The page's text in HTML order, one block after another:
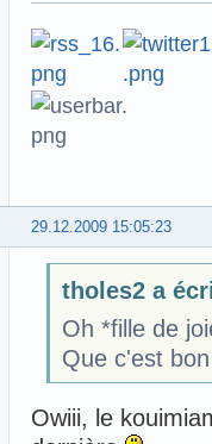
29.12.2009 15:05:23
tholes2 a
Oh *fille de
Que c'est
Owiii, le